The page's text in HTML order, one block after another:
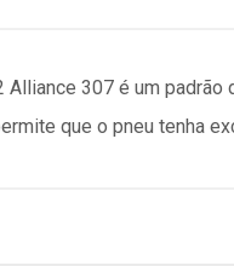
307 é um
que o pneu tenha